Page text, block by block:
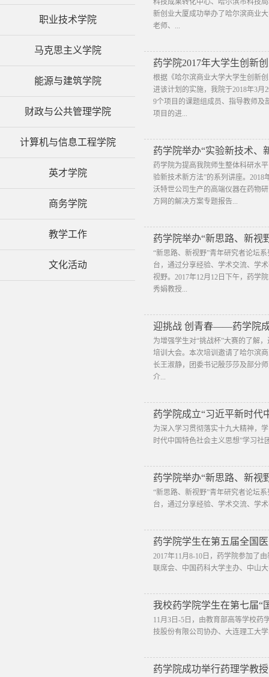
职业技术学院
马克思主义学院
能源与建筑学院
财政与公共管理学院
计算机与信息工程学院
英才学院
商务学院
教学工作
文化活动
科技成果转化中心、哈尔滨市科技
新创业大厦成功举办了哈尔滨商业
老师、...
药学院2017年大学生创新
根据《哈尔滨商业大学大学生创新
进该计划的实施，我院于2018年3月
9个项目的课题组成员、指导教师及
项目的进...
药学院举办“实验新技术、
药学院为提高我院师生整体科研水
验新技术新方法”的系列讲座。
沃特世公司生产的高端仪器在药物
方网的解决方案专题报告...
药学院举办“新思路、新视
“新思路、新视野”青年研究者论坛
台，通过分享经验、学术交流、学
视野。2017年12月12日下午，药学
秀娟教授...
迎挑战 创青春——药学院
为增强学生对“挑战杯”大赛的了解
培训大会。本次培训邀请了哈尔滨
长王淑静，团委书记殷莎莎及部分
介...
药学院成立“习近平新时代
为深入学习贯彻落实十九大精神，
时代中国特色社会主义思想”学习社
药学院举办“新思路、新视
“新思路、新视野”青年研究者论坛
台，通过分享经验、学术交流、学
药学院学生在第五届全国
2017年11月8-10日，药学院参加了
联席会、中国药科大学主办、中山
我校药学院学生在第七届“
11月3日-5日，由教育部高等学校药
技股份有限公司协办、大连理工大
药学院成功举行药理学教